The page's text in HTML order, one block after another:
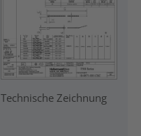
Technische Zeichnung